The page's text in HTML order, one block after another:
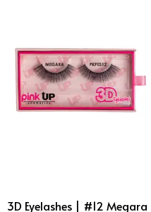
3D Eyelashes | #12 Megara